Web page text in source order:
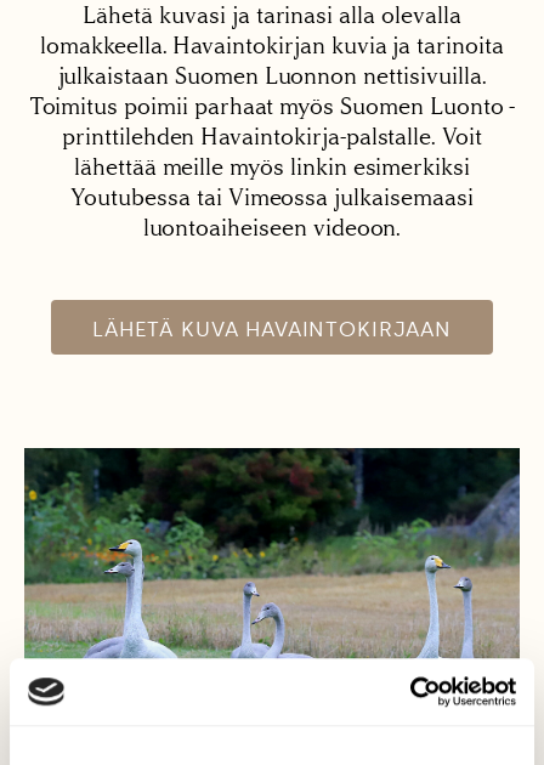
Lähetä kuvasi ja tarinasi alla olevalla
lomakkeella. Havaintokirjan kuvia ja tarinoita
julkaistaan Suomen Luonnon nettisivuilla.
Toimitus poimii parhaat myös Suomen Luonto -
printtilehden Havaintokirja-palstalle. Voit
lähettää meille myös linkin esimerkiksi
Youtubessa tai Vimeossa julkaisemaasi
luontoaiheiseen videoon.
LÄHETÄ KUVA HAVAINTOKIRJAAN